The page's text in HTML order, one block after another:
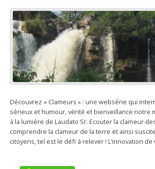
Découvrez « Clameurs » : une websérie qui
sérieux et humour, vérité et bienveillance notre
à la lumière de Laudato Si’. Ecouter la clameur
comprendre la clameur de la terre et ainsi
citoyens, tel est le défi à relever ! L’innovation